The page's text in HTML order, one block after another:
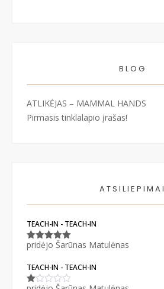
BLOG
ATLIKĖJAS – MAMMAL HANDS
Pirmasis tinklalapio įrašas!
ATSILIEPIMAI
TEACH-IN - TEACH-IN
Įvertinimas:
pridėjo Šarūnas Matulėnas
TEACH-IN - TEACH-IN